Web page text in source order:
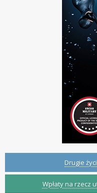
Drugie
Wpłaty na rzecz